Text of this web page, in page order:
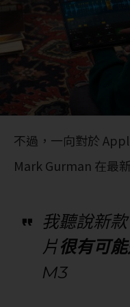
不過，一向對於
Mark Gurman 在最
我聽說新
片很有可
M3